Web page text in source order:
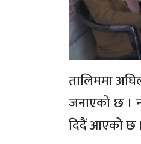
तालिममा
जनाएको छ ।
दिदैं आएको छ ।